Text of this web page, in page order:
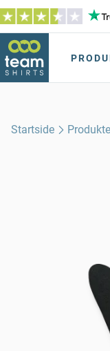
Startside